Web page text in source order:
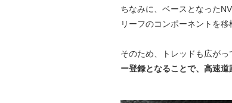
ちなみに、ベースとなった
リーフのコンポーネントを
そのため、トレッドも広がっ
ー登録となることで、高速道